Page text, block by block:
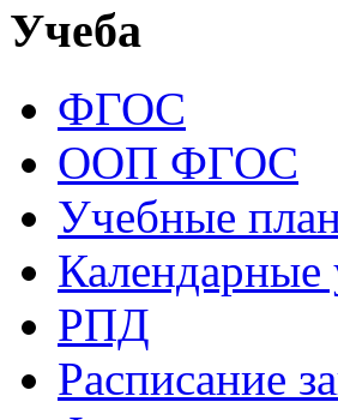
Учеба
ФГОС
ООП ФГОС
Учебные
Календарные
РПД
Расписание